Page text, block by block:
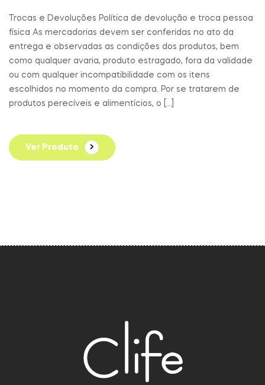
Trocas e Devoluções Política de devolução e troca pessoa
física As mercadorias devem ser conferidas no ato da
entrega e observadas as condições dos produtos, bem
como qualquer avaria, produto estragado, fora da validade
ou com qualquer incompatibilidade com os itens
escolhidos no momento da compra. Por se tratarem de
produtos perecíveis e alimentícios, o […]
Ver Produto